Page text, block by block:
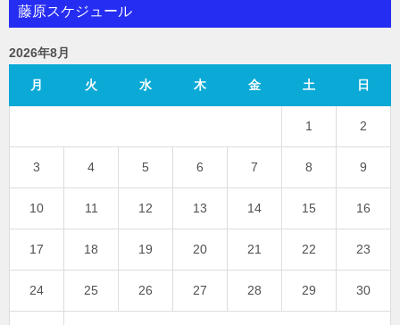
藤原スケジュール
2026年8月
月 火 水 木 金 土 日
1 2
3 4 5 6 7 8 9
10 11 12 13 14 15 16
17 18 19 20 21 22 23
24 25 26 27 28 29 30